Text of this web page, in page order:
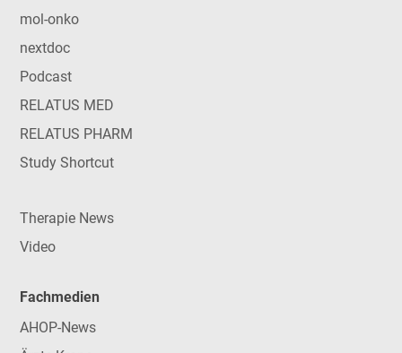
mol-onko
nextdoc
Podcast
RELATUS MED
RELATUS PHARM
Study Shortcut
Therapie News
Video
Fachmedien
AHOP-News